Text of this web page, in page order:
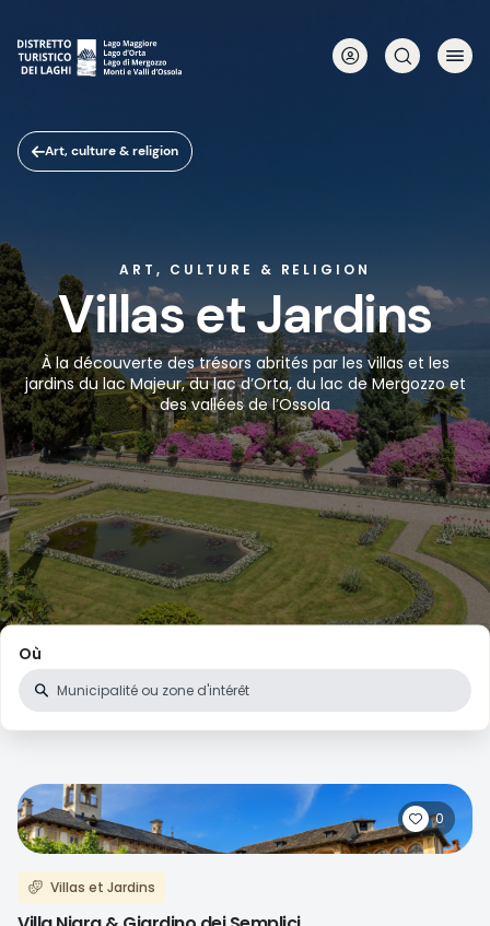
contenu
principal
Art, culture & religion
ART, CULTURE & RELIGION
Villas et Jardins
À la découverte des trésors abrités par les villas et les
jardins du lac Majeur, du lac d’Orta, du lac de Mergozzo et
des vallées de l’Ossola
Où
0
Villas et Jardins